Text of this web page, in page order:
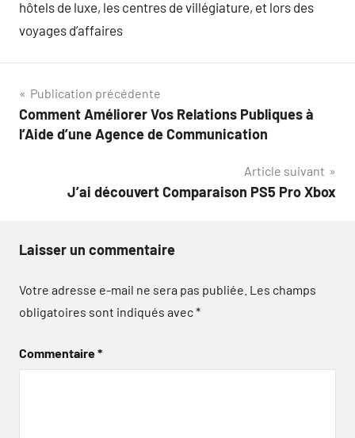
hôtels de luxe, les centres de villégiature, et lors des
voyages d’affaires
Navigation
de
Publication précédente
Comment Améliorer Vos Relations Publiques à
l’Aide d’une Agence de Communication
Article suivant
J’ai découvert Comparaison PS5 Pro Xbox
Laisser un commentaire
Votre adresse e-mail ne sera pas publiée. Les champs
obligatoires sont indiqués avec*
Commentaire*